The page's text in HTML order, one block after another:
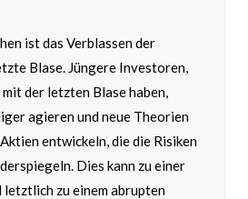
ist das Verblassen der
Blase. Jüngere Investoren,
der letzten Blase haben,
agieren und neue Theorien
entwickeln, die die Risiken
Dies kann zu einer
zu einem abrupten